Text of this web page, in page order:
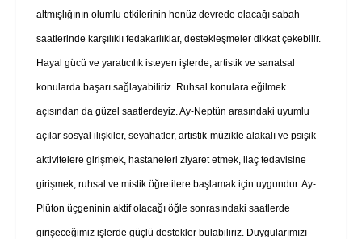
altmışlığının olumlu etkilerinin henüz devrede olacağı sabah
saatlerinde karşılıklı fedakarlıklar, destekleşmeler dikkat çekebilir.
Hayal gücü ve yaratıcılık isteyen işlerde, artistik ve sanatsal
konularda başarı sağlayabiliriz. Ruhsal konulara eğilmek
açısından da güzel saatlerdeyiz. Ay-Neptün arasındaki uyumlu
açılar sosyal ilişkiler, seyahatler, artistik-müzikle alakalı ve psişik
aktivitelere girişmek, hastaneleri ziyaret etmek, ilaç tedavisine
girişmek, ruhsal ve mistik öğretilere başlamak için uygundur. Ay-
Plüton üçgeninin aktif olacağı öğle sonrasındaki saatlerde
girişeceğimiz işlerde güçlü destekler bulabiliriz. Duygularımızı